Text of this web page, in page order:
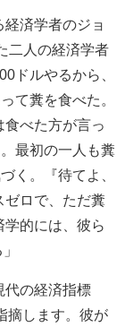
済学者のジョ
二人の経済学者
ドルやるから、
て糞を食べた。
食べた方が言っ
最初の一人も糞
く。『待てよ、
ゼロで、ただ糞
学的には、彼ら
代の経済指標
摘します。彼が